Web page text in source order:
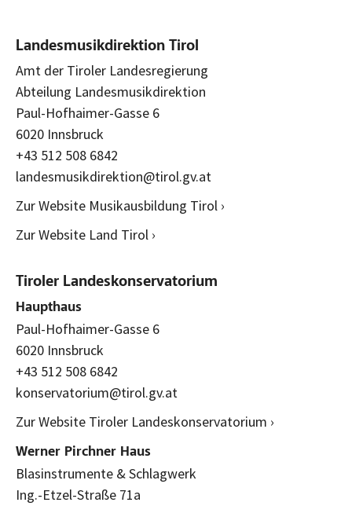
Landesmusikdirektion Tirol
Amt der Tiroler Landesregierung
Abteilung Landesmusikdirektion
Paul-Hofhaimer-Gasse 6
6020 Innsbruck
+43 512 508 6842
landesmusikdirektion@tirol.gv.at
Zur Website Musikausbildung Tirol ›
Zur Website Land Tirol ›
Tiroler Landeskonservatorium
Haupthaus
Paul-Hofhaimer-Gasse 6
6020 Innsbruck
+43 512 508 6842
konservatorium@tirol.gv.at
Zur Website Tiroler Landeskonservatorium ›
Werner Pirchner Haus
Blasinstrumente & Schlagwerk
Ing.-Etzel-Straße 71a